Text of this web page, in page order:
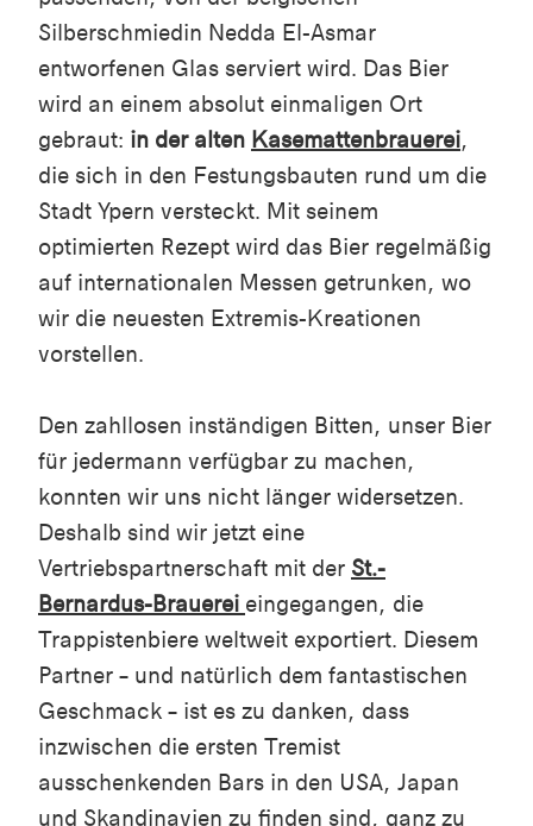
Silberschmiedin Nedda El-Asmar
entworfenen Glas serviert wird. Das Bier
wird an einem absolut einmaligen Ort
gebraut: in der alten Kasemattenbrauerei,
die sich in den Festungsbauten rund um die
Stadt Ypern versteckt. Mit seinem
optimierten Rezept wird das Bier regelmäßig
auf internationalen Messen getrunken, wo
wir die neuesten Extremis-Kreationen
vorstellen.
Den zahllosen inständigen Bitten, unser Bier
für jedermann verfügbar zu machen,
konnten wir uns nicht länger widersetzen.
Deshalb sind wir jetzt eine
Vertriebspartnerschaft mit der St.-
Bernardus-Brauerei eingegangen, die
Trappistenbiere weltweit exportiert. Diesem
Partner – und natürlich dem fantastischen
Geschmack – ist es zu danken, dass
inzwischen die ersten Tremist
ausschenkenden Bars in den USA, Japan
und Skandinavien zu finden sind, ganz zu